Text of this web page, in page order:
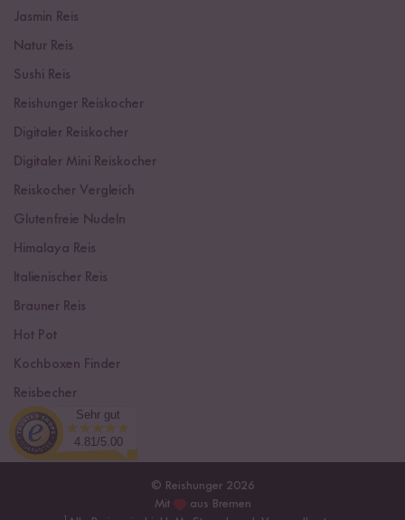
Jasmin Reis
Natur Reis
Sushi Reis
Reishunger Reiskocher
Digitaler Reiskocher
Digitaler Mini Reiskocher
Reiskocher Vergleich
Glutenfreie Nudeln
Himalaya Reis
Italienischer Reis
Brauner Reis
Hot Pot
Kochboxen Finder
Reisbecher
Sushi Einsteiger Box
© Reishunger 2026
Mit
aus Bremen
Sehr gut
4.81/5.00